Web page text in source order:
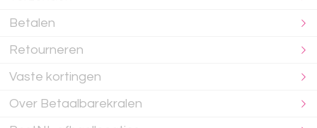
Betalen
Retourneren
Vaste kortingen
Over Betaalbarekralen